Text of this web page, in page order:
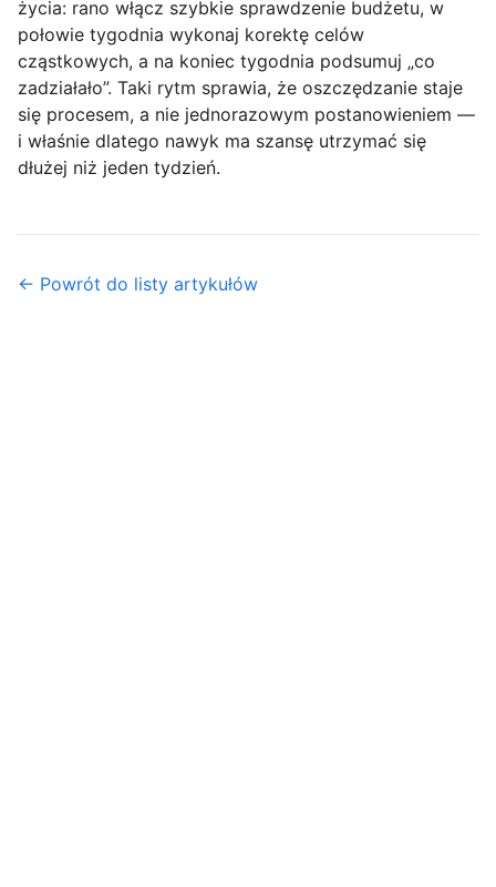
życia: rano włącz szybkie sprawdzenie budżetu, w
połowie tygodnia wykonaj korektę celów
cząstkowych, a na koniec tygodnia podsumuj „co
zadziałało”. Taki rytm sprawia, że oszczędzanie staje
się procesem, a nie jednorazowym postanowieniem —
i właśnie dlatego nawyk ma szansę utrzymać się
dłużej niż jeden tydzień.
← Powrót do listy artykułów